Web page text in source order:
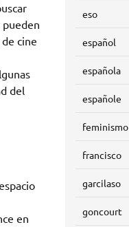
cine
del
en
eso
español
española
españole
feminismo
francisco
garcilaso
goncourt